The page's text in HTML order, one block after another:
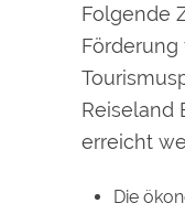
Folgende
Reiseland
erreicht
Die